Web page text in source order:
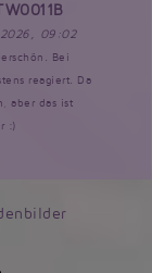
09:02
Bei
reagiert. Da
aber das ist
:)